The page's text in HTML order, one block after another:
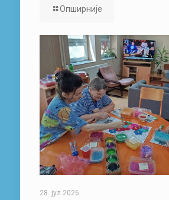
Опширније
28. јул 2026.